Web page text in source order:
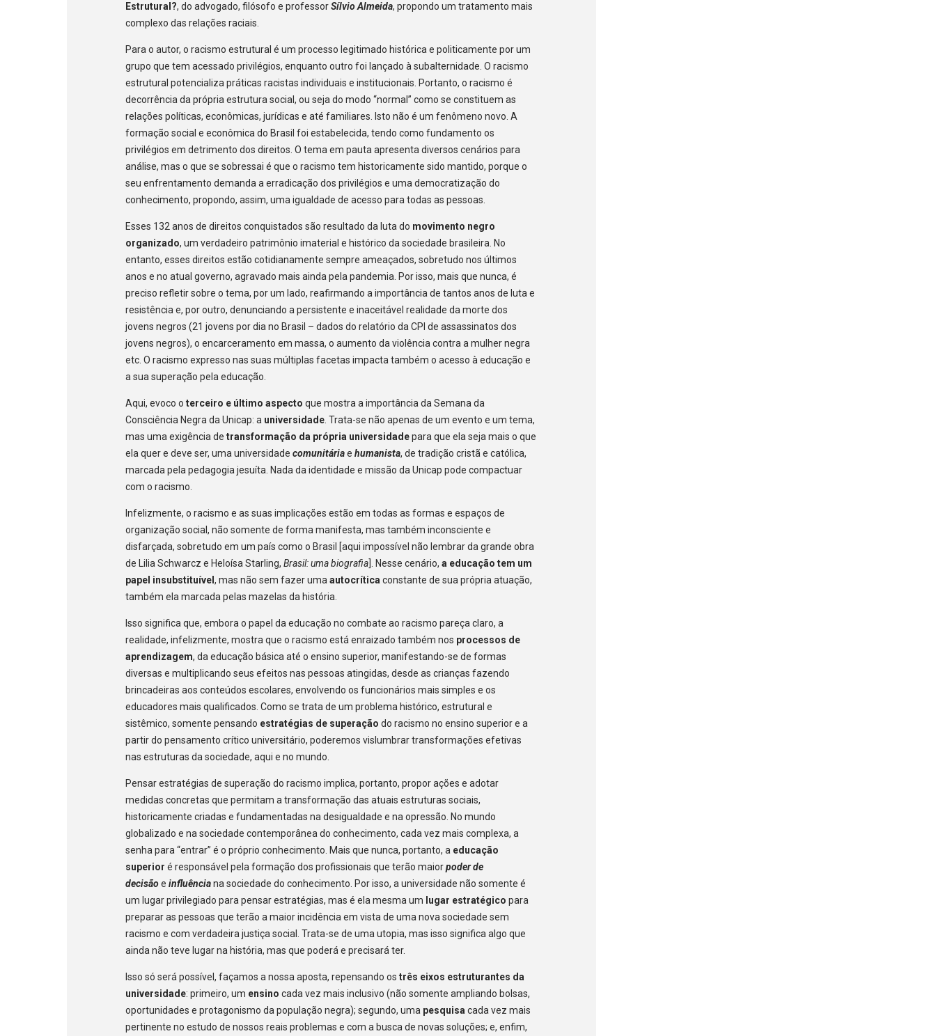
Estrutural?, do advogado, filósofo e professorSílvio Almeida, propondo um tratamento mais
complexo das relações raciais.
Para o autor, o racismo estrutural é um processo legitimado histórica e politicamente por um
grupo que tem acessado privilégios, enquanto outro foi lançado à subalternidade. O racismo
estrutural potencializa práticas racistas individuais e institucionais. Portanto, o racismo é
decorrência da própria estrutura social, ou seja do modo “normal” como se constituem as
relações políticas, econômicas, jurídicas e até familiares. Isto não é um fenômeno novo. A
formação social e econômica do Brasil foi estabelecida, tendo como fundamento os
privilégios em detrimento dos direitos. O tema em pauta apresenta diversos cenários para
análise, mas o que se sobressai é que o racismo tem historicamente sido mantido, porque o
seu enfrentamento demanda a erradicação dos privilégios e uma democratização do
conhecimento, propondo, assim, uma igualdade de acesso para todas as pessoas.
Esses 132 anos de direitos conquistados são resultado da luta do movimento negro
organizado, um verdadeiro patrimônio imaterial e histórico da sociedade brasileira. No
entanto, esses direitos estão cotidianamente sempre ameaçados, sobretudo nos últimos
anos e no atual governo, agravado mais ainda pela pandemia. Por isso, mais que nunca, é
preciso refletir sobre o tema, por um lado, reafirmando a importância de tantos anos de luta e
resistência e, por outro, denunciando a persistente e inaceitável realidade da morte dos
jovens negros (21 jovens por dia no Brasil – dados do relatório da CPI de assassinatos dos
jovens negros), o encarceramento em massa, o aumento da violência contra a mulher negra
etc. O racismo expresso nas suas múltiplas facetas impacta também o acesso à educação e
a sua superação pela educação.
Aqui, evoco oterceiro e último aspecto que mostra a importância da Semana da
Consciência Negra da Unicap: a universidade. Trata-se não apenas de um evento e um tema,
mas uma exigência detransformação da própria universidadepara que ela seja mais o que
ela quer e deve ser, uma universidadecomunitáriaehumanista, de tradição cristã e católica,
marcada pela pedagogia jesuíta. Nada da identidade e missão da Unicap pode compactuar
com o racismo.
Infelizmente, o racismo e as suas implicações estão em todas as formas e espaços de
organização social, não somente de forma manifesta, mas também inconsciente e
disfarçada, sobretudo em um país como o Brasil [aqui impossível não lembrar da grande obra
de Lilia Schwarcz e Heloísa Starling,Brasil: uma biografia ]. Nesse cenário,a educação tem um
papel insubstituível, mas não sem fazer umaautocríticaconstante de sua própria atuação,
também ela marcada pelas mazelas da história.
Isso significa que, embora o papel da educação no combate ao racismo pareça claro, a
realidade, infelizmente, mostra que o racismo está enraizado também nos processos de
aprendizagem, da educação básica até o ensino superior, manifestando-se de formas
diversas e multiplicando seus efeitos nas pessoas atingidas, desde as crianças fazendo
brincadeiras aos conteúdos escolares, envolvendo os funcionários mais simples e os
educadores mais qualificados. Como se trata de um problema histórico, estrutural e
sistêmico, somente pensando estratégias de superação do racismo no ensino superior e a
partir do pensamento crítico universitário, poderemos vislumbrar transformações efetivas
nas estruturas da sociedade, aqui e no mundo.
Pensar estratégias de superação do racismo implica, portanto, propor ações e adotar
medidas concretas que permitam a transformação das atuais estruturas sociais,
historicamente criadas e fundamentadas na desigualdade e na opressão. No mundo
globalizado e na sociedade contemporânea do conhecimento, cada vez mais complexa, a
senha para “entrar” é o próprio conhecimento. Mais que nunca, portanto, a educação
superior é responsável pela formação dos profissionais que terão maiorpoder de
decisãoeinfluênciana sociedade do conhecimento. Por isso, a universidade não somente é
um lugar privilegiado para pensar estratégias, mas é ela mesma um lugar estratégico para
preparar as pessoas que terão a maior incidência em vista de uma nova sociedade sem
racismo e com verdadeira justiça social. Trata-se de uma utopia, mas isso significa algo que
ainda não teve lugar na história, mas que poderá e precisará ter.
Isso só será possível, façamos a nossa aposta, repensando ostrês eixos estruturantes da
universidade: primeiro, um ensino cada vez mais inclusivo (não somente ampliando bolsas,
oportunidades e protagonismo da população negra); segundo, uma pesquisacada vez mais
pertinente no estudo de nossos reais problemas e com a busca de novas soluções; e, enfim,